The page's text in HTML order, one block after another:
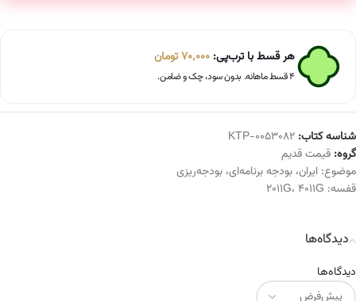
هر قسط با ترب‌پی: 70,000تومان
۴ قسط ماهانه. بدون سود، چک و ضامن.
شناسه کتاب: KTP-0053082
گروه: قیمت قدیم
موضوع: ایران، بودجه برنامه‌ای، بودجه‌ریزی
قفسه:
2011G، 4011G
دیدگاه‌ها
دیدگاه‌ها